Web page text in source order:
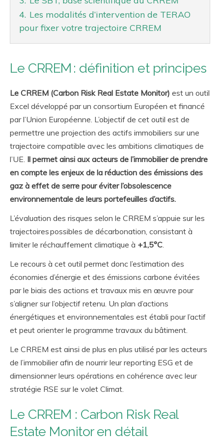
4. Les modalités d’intervention de TERAO
pour fixer votre trajectoire CRREM
Le CRREM : définition et principes
Le CRREM (Carbon Risk Real Estate Monitor) est un outil
Excel développé par un consortium Européen et financé
par l’Union Européenne. L’objectif de cet outil est de
permettre une projection des actifs immobiliers sur une
trajectoire compatible avec les ambitions climatiques de
l’UE. Il permet ainsi aux acteurs de l’immobilier de prendre
en compte les enjeux de la réduction des émissions des
gaz à effet de serre pour éviter l’obsolescence
environnementale de leurs portefeuilles d’actifs.
L’évaluation des risques selon le CRREM s’appuie sur les
trajectoires possibles de décarbonation, consistant à
limiter le réchauffement climatique à +1,5°C.
Le recours à cet outil permet donc l’estimation des
économies d’énergie et des émissions carbone évitées
par le biais des actions et travaux mis en œuvre pour
s’aligner sur l’objectif retenu. Un plan d’actions
énergétiques et environnementales est établi pour l’actif
et peut orienter le programme travaux du bâtiment.
Le CRREM est ainsi de plus en plus utilisé par les acteurs
de l’immobilier afin de nourrir leur reporting ESG et de
dimensionner leurs opérations en cohérence avec leur
stratégie RSE sur le volet Climat.
Le CRREM : Carbon Risk Real
Estate Monitor en détail